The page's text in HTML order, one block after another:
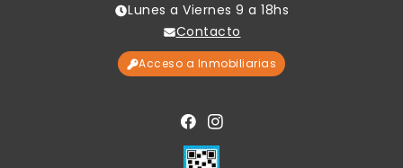
Lunes a Viernes 9 a 18hs
Contacto
Acceso a Inmobiliarias